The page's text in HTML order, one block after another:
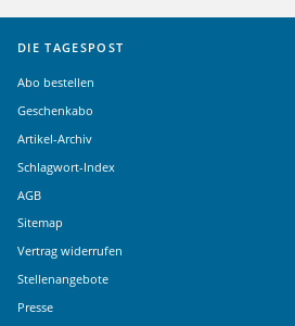
DIE TAGESPOST
Abo bestellen
Geschenkabo
Artikel-Archiv
Schlagwort-Index
AGB
Sitemap
Vertrag widerrufen
Stellenangebote
Presse